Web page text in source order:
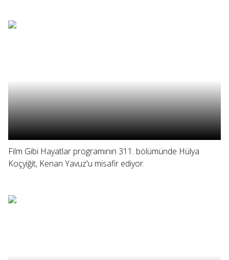
Film Gibi Hayatlar programının 311. bölümünde Hülya
Koçyiğit, Kenan Yavuz'u misafir ediyor.